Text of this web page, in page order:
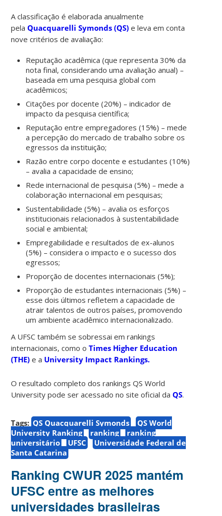
A classificação é elaborada anualmente
pela Quacquarelli Symonds (QS) e leva em conta
nove critérios de avaliação:
Reputação acadêmica (que representa 30% da
nota final, considerando uma avaliação anual) –
baseada em uma pesquisa global com
acadêmicos;
Citações por docente (20%) – indicador de
impacto da pesquisa científica;
Reputação entre empregadores (15%) – mede
a percepção do mercado de trabalho sobre os
egressos da instituição;
Razão entre corpo docente e estudantes (10%)
– avalia a capacidade de ensino;
Rede internacional de pesquisa (5%) – mede a
colaboração internacional em pesquisas;
Sustentabilidade (5%) – avalia os esforços
institucionais relacionados à sustentabilidade
social e ambiental;
Empregabilidade e resultados de ex-alunos
(5%) – considera o impacto e o sucesso dos
egressos;
Proporção de docentes internacionais (5%);
Proporção de estudantes internacionais (5%) –
esse dois últimos refletem a capacidade de
atrair talentos de outros países, promovendo
um ambiente acadêmico internacionalizado.
A UFSC também se sobressai em rankings
internacionais, como oTimes Higher Education
(THE) e a University Impact Rankings.
O resultado completo dos rankings QS World
University pode ser acessado no site oficial daQS.
Tags: QS Quacquarelli Symonds
QS World
University Ranking
ranking
ranking
universitário
UFSC
Universidade Federal de
Santa Catarina
Ranking CWUR 2025 mantém
UFSC entre as melhores
universidades brasileiras